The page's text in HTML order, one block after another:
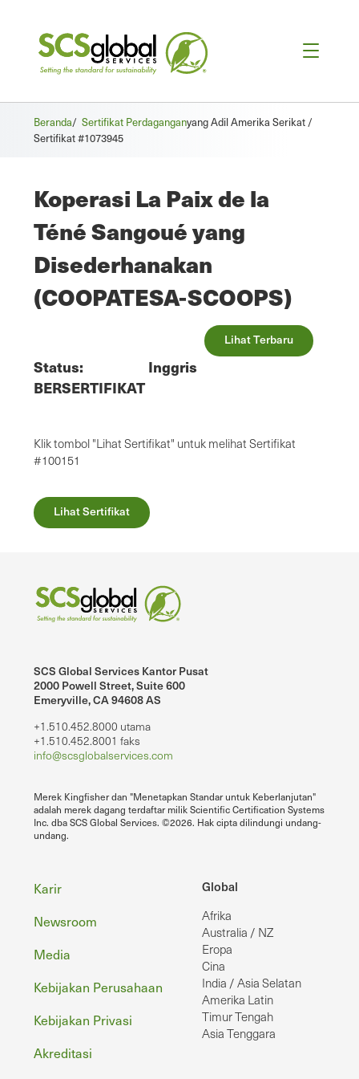
Beranda/ Sertifikat Perdaganganyang Adil Amerika Serikat /
Sertifikat #1073945
Koperasi La Paix de la
Téné Sangoué yang
Disederhanakan
(COOPATESA-SCOOPS)
Lihat Terbaru
Status:
BERSERTIFIKAT
Inggris
Klik tombol "Lihat Sertifikat" untuk melihat Sertifikat
#100151
Lihat Sertifikat
SCS Global Services Kantor Pusat
2000 Powell Street, Suite 600
Emeryville, CA 94608 AS
+1.510.452.8000 utama
+1.510.452.8001 faks
info@scsglobalservices.com
Merek Kingfisher dan "Menetapkan Standar untuk Keberlanjutan"
adalah merek dagang terdaftar milik Scientific Certification Systems
Inc. dba SCS Global Services. ©2026. Hak cipta dilindungi undang-
undang.
Global
Afrika
Australia / NZ
Eropa
Cina
India / Asia Selatan
Amerika Latin
Timur Tengah
Asia Tenggara
Footer
Karir
Newsroom
Media
Kebijakan Perusahaan
Kebijakan Privasi
Akreditasi